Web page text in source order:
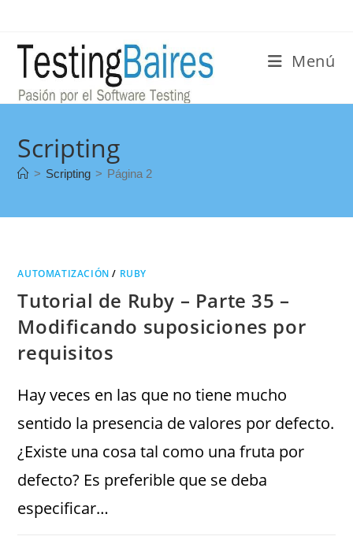
Menú
Scripting
> Scripting > Página 2
AUTOMATIZACIÓN / RUBY
Tutorial de Ruby – Parte 35 –
Modificando suposiciones por
requisitos
Hay veces en las que no tiene mucho
sentido la presencia de valores por defecto.
¿Existe una cosa tal como una fruta por
defecto? Es preferible que se deba
especificar…